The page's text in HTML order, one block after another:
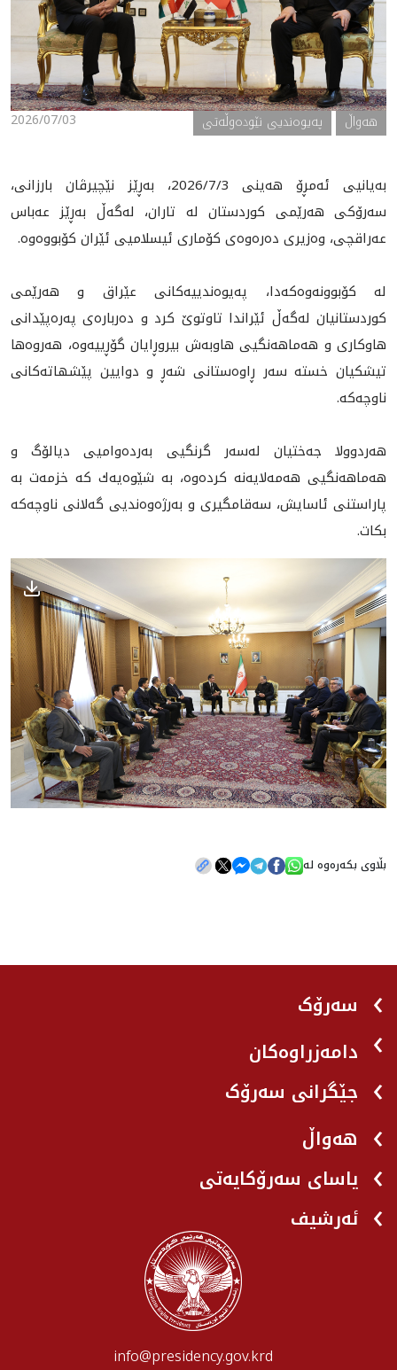
2026/07/03 هه‌واڵ په‌یوه‌ندیی نێوده‌وڵه‌تی
بەیانیی ئەمڕۆ هەینی 2026/7/3، بەڕێز نێچیرڤان بارزانی،
سەرۆکی هەرێمی کوردستان لە تاران، لەگەڵ بەڕێز عەباس
عه‌راقچی، وەزیری دەرەوەی کۆماری ئیسلامیی ئێران کۆبووەوە.
لە كۆبوونه‌وه‌كه‌دا، پەیوەندییەکانی عێراق و هەرێمی
کوردستانيان لەگەڵ ئێراندا تاوتوێ کرد و ده‌رباره‌ى پەرەپێدانی
هاوکاری و هەماهەنگیی هاوبەش بيروڕايان گۆڕییەوە، هه‌روه‌ها
تيشكيان خسته‌ سه‌ر ڕاوه‌ستانى شه‌ڕ و دوایین پێشهاتەكانى
ناوچه‌كه‌.
هەردوولا جەختیان لەسەر گرنگیی بەردەوامیی دیالۆگ و
هەماهەنگیی هەمەلایەنە کردەوە، بە شێوه‌يه‌ك کە خزمەت بە
پاراستنی ئاسایش، سەقامگیری و بەرژەوەندیی گەلانی ناوچەکە
بکات.
بڵاوی بکەرەوە لە
سەرۆک
دامەزراوەکان
جێگرانی سه‌رۆک
هه‌واڵ
یاسای سەرۆکایەتی
ئەرشیف
info@presidency.gov.krd